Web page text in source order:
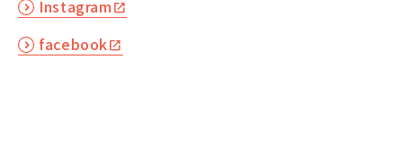
Instagram
facebook